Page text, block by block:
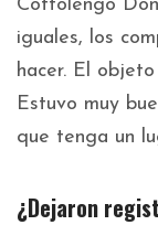
Cottolengo
iguales, los
hacer. El
Estuvo muy
que tenga un
¿Dejaron